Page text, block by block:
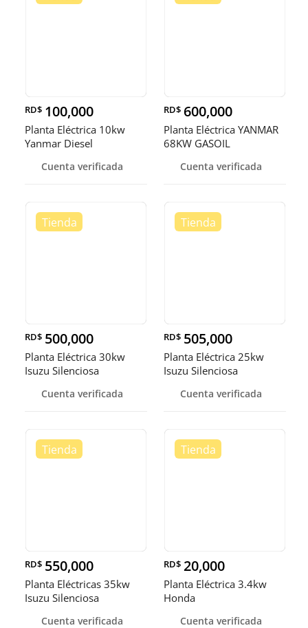
RD$ 100,000
Planta Eléctrica 10kw
Yanmar Diesel
Cuenta verificada
RD$ 600,000
Planta Eléctrica YANMAR
68KW GASOIL
Cuenta verificada
RD$ 500,000
Planta Eléctrica 30kw
Isuzu Silenciosa
Cuenta verificada
RD$ 505,000
Planta Eléctrica 25kw
Isuzu Silenciosa
Cuenta verificada
RD$ 550,000
Planta Eléctricas 35kw
Isuzu Silenciosa
Cuenta verificada
RD$ 20,000
Planta Eléctrica 3.4kw
Honda
Cuenta verificada